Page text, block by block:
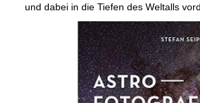
und dabei in die Tiefen des Weltalls